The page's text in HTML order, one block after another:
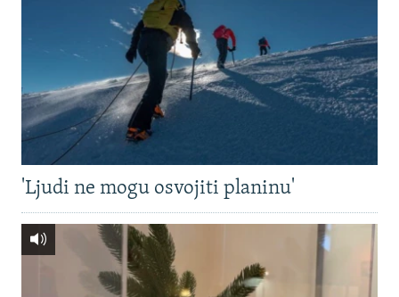
'Ljudi ne mogu osvojiti planinu'